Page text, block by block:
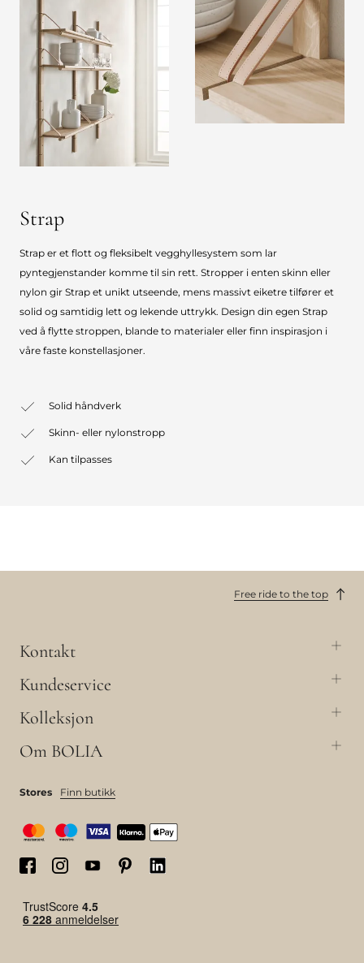
Strap
Strap er et flott og fleksibelt vegghyllesystem som lar
pyntegjenstander komme til sin rett. Stropper i enten skinn eller
nylon gir Strap et unikt utseende, mens massivt eiketre tilfører et
solid og samtidig lett og lekende uttrykk. Design din egen Strap
ved å flytte stroppen, blande to materialer eller finn inspirasjon i
våre faste konstellasjoner.
Solid håndverk
Skinn- eller nylonstropp
Kan tilpasses
Free ride to the top
Kontakt
Kundeservice
Kolleksjon
Om BOLIA
Stores Finn butikk